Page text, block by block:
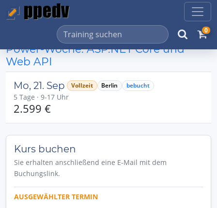
0
Power-Woche: ASP.NET Core und
Web API
Mo, 21. Sep Vollzeit Berlin bebucht
5 Tage · 9-17 Uhr
2.599 €
Kurs buchen
Sie erhalten anschließend eine E-Mail mit dem
Buchungslink.
AUSGEWÄHLTER TERMIN